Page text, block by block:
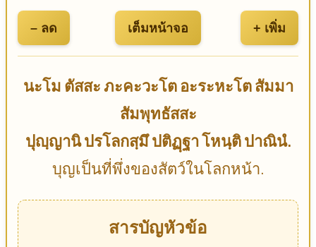
– ลด เต็มหน้าจอ + เพิ่ม
นะโม ตัสสะ ภะคะวะโต อะระหะโต สัมมา
สัมพุทธัสสะ
ปุญฺญานิ ปรโลกสฺมึ ปติฏฺฐา โหนฺติ ปาณินํ.
บุญเป็นที่พึ่งของสัตว์ในโลกหน้า.
สารบัญหัวข้อ